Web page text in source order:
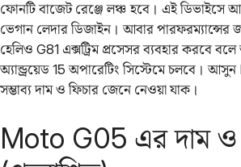
ফোনটি বাজেট রেঞ্জে লঞ্চ হবে। এই ডিভাইসে
ভেগান লেদার ডিজাইন। আবার পারফরম্যান্সের
হেলিও G81 এক্সট্রিম প্রসেসর ব্যবহার করবে
অ্যান্ড্রয়েড 15 অপারেটিং সিস্টেমে চলবে।
সম্ভাব্য দাম ও ফিচার জেনে নেওয়া যাক।
Moto G05 এর দাম ও